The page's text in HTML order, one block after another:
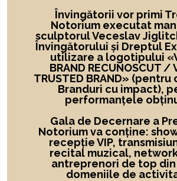
Învingătorii vor primi
Notorium executat
sculptorul Veceslav
Învingătorului și Dreptul
utilizare a logotipului «
BRAND RECUNOSCUT /
TRUSTED BRAND» (pentru
Branduri cu impact),
performanțele
Gala de Decernare a
Notorium va conține:
recepție VIP,
recital muzical,
antreprenori de top
domeniile de